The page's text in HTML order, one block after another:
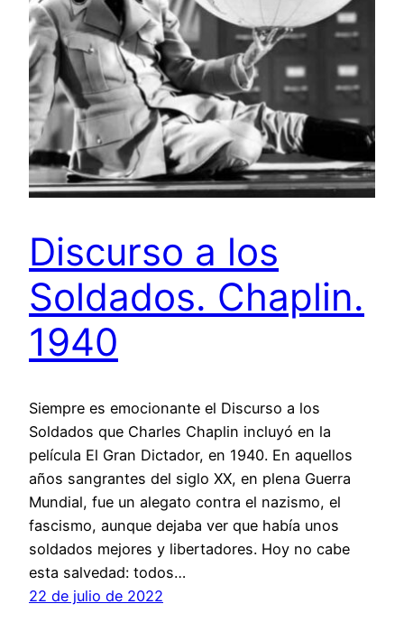
Discurso a los
Soldados. Chaplin.
1940
Siempre es emocionante el Discurso a los
Soldados que Charles Chaplin incluyó en la
película El Gran Dictador, en 1940. En aquellos
años sangrantes del siglo XX, en plena Guerra
Mundial, fue un alegato contra el nazismo, el
fascismo, aunque dejaba ver que había unos
soldados mejores y libertadores. Hoy no cabe
esta salvedad: todos…
22 de julio de 2022